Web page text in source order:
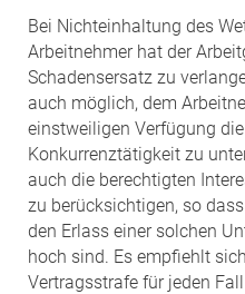
Bei Nichteinhaltung des
Arbeitnehmer hat der
Schadensersatz zu
auch möglich, dem
einstweiligen Verfügung
Konkurrenztätigkeit zu
auch die berechtigten
zu berücksichtigen, so
den Erlass einer solchen
hoch sind. Es empfiehlt
Vertragsstrafe für jeden